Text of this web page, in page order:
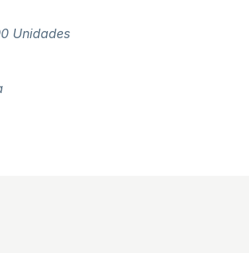
Unidades